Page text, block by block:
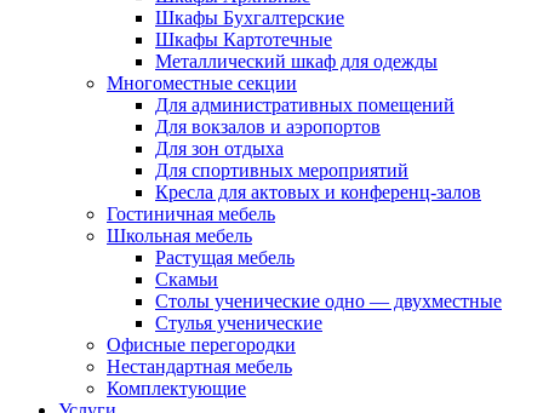
Шкафы Бухгалтерские
Шкафы Картотечные
Металлический шкаф для одежды
Многоместные секции
Для административных помещений
Для вокзалов и аэропортов
Для зон отдыха
Для спортивных мероприятий
Кресла для актовых и конференц-залов
Гостиничная мебель
Школьная мебель
Растущая мебель
Скамьи
Столы ученические одно — двухместные
Стулья ученические
Офисные перегородки
Нестандартная мебель
Комплектующие